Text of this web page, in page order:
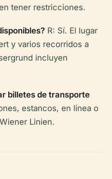
tener restricciones.
R: Sí. El lugar
y varios recorridos a
incluyen
billetes de transporte
estancos, en línea o
Linien.